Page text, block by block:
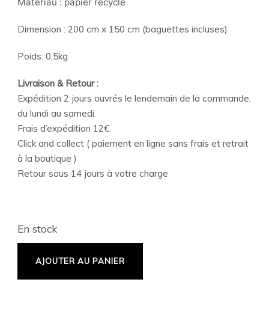
Dimension : 200 cm x 150 cm (baguettes incluses)
Poids: 0,5kg
Livraison & Retour :
Expédition 2 jours ouvrés le lendemain de la commande,
du lundi au samedi.
Frais d’expédition 12€.
Click and collect ( paiement en ligne sans frais et retrait
à la boutique )
Retour sous 14 jours à votre charge
En stock
AJOUTER AU PANIER